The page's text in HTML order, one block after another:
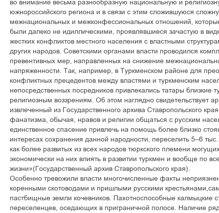
во внимание весьма разнообразную национальную и
южнороссийского региона и в связи с этим сложившуюся
межнациональных и межконфессиональных отношений,
были далеко не идиллическими, проявлявшиеся зачастую в
жестких конфликтов местного населения с властными
других народов. Советскими органами власти проводился
превентивных мер, направленных на снижение
напряженности. Так, например, в Туркменском районе для
конфликтных прецедентов между властями и туркменским
непосредственных посредников привлекались татары близкие
религиозным воззрениям. Об этом наглядно свидетельствует
извлеченный из Государственного архива Ставропольского
фанатизма, обычая, нравов и религии общаться с русским
единственное спасение привлечь на помощь более близко
интересах сохранения данной народности, переселить 5–6
как более развитых из всех народов тюркского племени
экономически на них влиять в развитии туркмен и вообще по
жизни»(Государственный архив Ставропольского края).
Особенно тревожили власти многочисленные факты
коренными скотоводами и пришлыми русскими
пастбищные земли кочевников. Пахотноспособные калмыцкие
переселенцев, оседающих в приграничной полосе. Наличие